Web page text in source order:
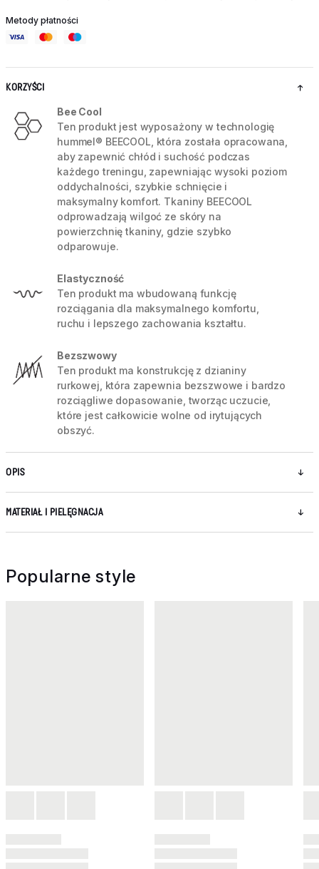
Metody płatności
KORZYŚCI
Bee Cool
Ten produkt jest wyposażony w technologię
hummel® BEECOOL, która została opracowana,
aby zapewnić chłód i suchość podczas
każdego treningu, zapewniając wysoki poziom
oddychalności, szybkie schnięcie i
maksymalny komfort. Tkaniny BEECOOL
odprowadzają wilgoć ze skóry na
powierzchnię tkaniny, gdzie szybko
odparowuje.
Elastyczność
Ten produkt ma wbudowaną funkcję
rozciągania dla maksymalnego komfortu,
ruchu i lepszego zachowania kształtu.
Bezszwowy
Ten produkt ma konstrukcję z dzianiny
rurkowej, która zapewnia bezszwowe i bardzo
rozciągliwe dopasowanie, tworząc uczucie,
które jest całkowicie wolne od irytujących
obszyć.
OPIS
MATERIAŁ I PIELĘGNACJA
Popularne style